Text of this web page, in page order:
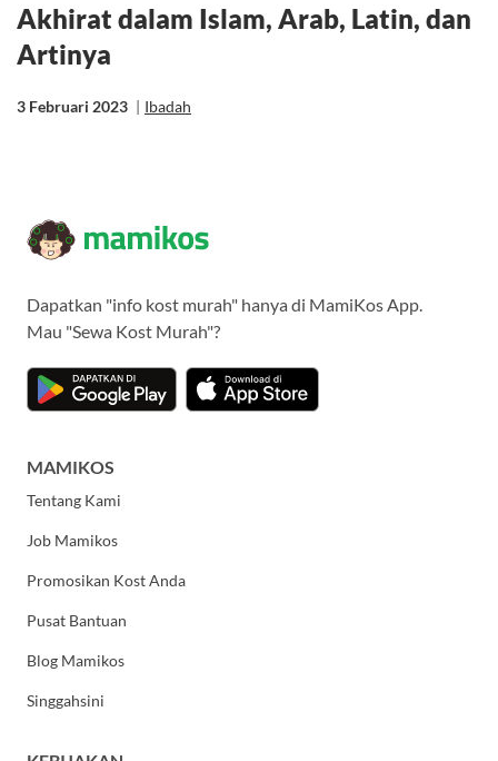
Akhirat dalam Islam, Arab, Latin, dan
Artinya
3 Februari 2023 | Ibadah
Dapatkan "info kost murah" hanya di MamiKos App.
Mau "Sewa Kost Murah"?
MAMIKOS
Tentang Kami
Job Mamikos
Promosikan Kost Anda
Pusat Bantuan
Blog Mamikos
Singgahsini